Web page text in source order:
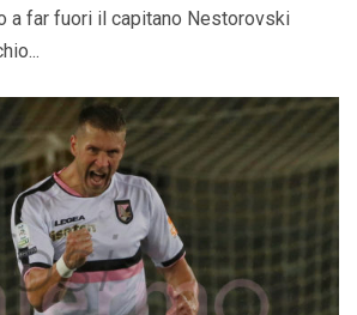
a far fuori il capitano Nestorovski